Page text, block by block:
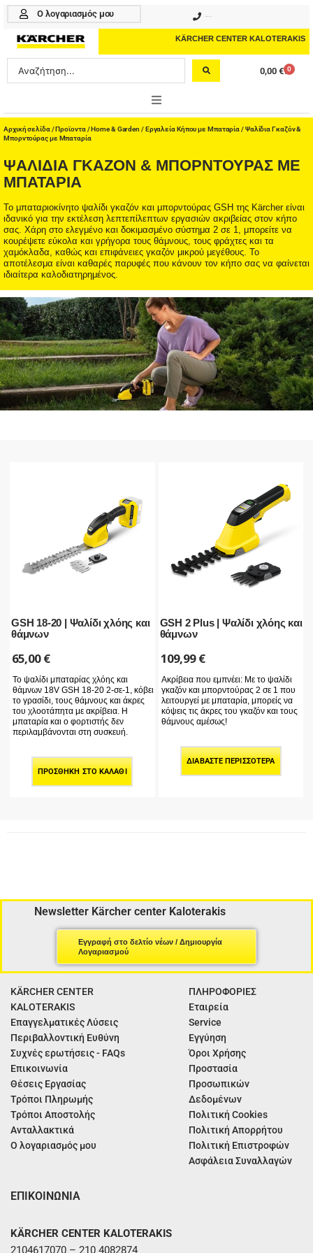
Μετάβαση
περιεχόμενο
Ο λογαριασμός μου
KÄRCHER CENTER KALOTERAKIS
Search
...
0,00 € 0
Cart
ONLINE SHOP
PROFESSIONAL
ΑΞΕΣΟΥΑΡ
ΚΑΘΑΡΙΣΤΙΚΑ
ΥΠΗΡΕΣΙΕΣ-ΝΕΑ-ΛΥΣΕΙΣ
Αρχική σελίδα /Προϊοντα /Home & Garden /Εργαλεία Κήπου με Μπαταρία / Ψαλίδια Γκαζόν &
Μπορντούρας με Μπαταρία
ΨΑΛΊΔΙΑ ΓΚΑΖΌΝ & ΜΠΟΡΝΤΟΎΡΑΣ ΜΕ
ΜΠΑΤΑΡΊΑ
Το μπαταριοκίνητο ψαλίδι γκαζόν και μπορντούρας GSH της Kärcher είναι
ιδανικό για την εκτέλεση λεπτεπίλεπτων εργασιών ακριβείας στον κήπο
σας. Χάρη στο ελεγμένο και δοκιμασμένο σύστημα 2 σε 1, μπορείτε να
κουρέψετε εύκολα και γρήγορα τους θάμνους, τους φράχτες και τα
χαμόκλαδα, καθώς και επιφάνειες γκαζόν μικρού μεγέθους. Το
αποτέλεσμα είναι καθαρές παρυφές που κάνουν τον κήπο σας να φαίνεται
ιδιαίτερα καλοδιατηρημένος.
GSH 18-20 | Ψαλίδι χλόης και
θάμνων
65,00€
Το ψαλίδι μπαταρίας χλόης και
θάμνων 18V GSH 18-20 2-σε-1, κόβει
το γρασίδι, τους θάμνους και άκρες
του χλοοτάπητα με ακρίβεια. Η
μπαταρία και ο φορτιστής δεν
περιλαμβάνονται στη συσκευή.
ΠΡΟΣΘΉΚΗ ΣΤΟ ΚΑΛΆΘΙ
GSH 2 Plus | Ψαλίδι χλόης και
θάμνων
109,99€
Ακρίβεια που εμπνέει: Με το ψαλίδι
γκαζόν και μπορντούρας 2 σε 1 που
λειτουργεί με μπαταρία, μπορείς να
κόψεις τις άκρες του γκαζόν και τους
θάμνους αμέσως!
ΔΙΑΒΆΣΤΕ ΠΕΡΙΣΣΌΤΕΡΑ
Newsletter Kärcher center Kaloterakis
Εγγραφή στο δελτίο νέων / Δημιουργία
Λογαριασμού
KÄRCHER CENTER
KALOTERAKIS
Επαγγελματικές Λύσεις
Περιβαλλοντική Ευθύνη
Συχνές ερωτήσεις - FAQs
Επικοινωνία
Θέσεις Εργασίας
Τρόποι Πληρωμής
Τρόποι Αποστολής
Ανταλλακτικά
Ο λογαριασμός μου
ΠΛΗΡΟΦΟΡΙΕΣ
Εταιρεία
Service
Εγγύηση
Όροι Χρήσης
Προστασία
Προσωπικών
Δεδομένων
Πολιτική Cookies
Πολιτική Απορρήτου
Πολιτική Επιστροφών
Ασφάλεια Συναλλαγών
ΕΠΙΚΟΙΝΩΝΙΑ
KÄRCHER CENTER KALOTERAKIS
2104617070 – 210 4082874